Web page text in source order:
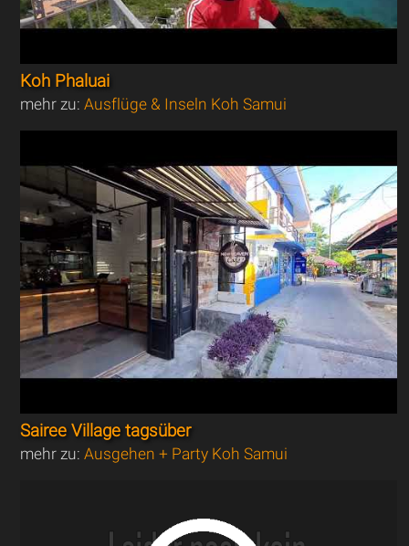
Koh Phaluai
mehr zu:Ausflüge & Inseln Koh Samui
Sairee Village tagsüber
mehr zu:Ausgehen + Party Koh Samui